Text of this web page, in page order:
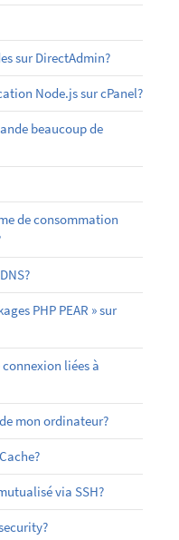
sur DirectAdmin?
Node.js sur cPanel?
beaucoup de
de consommation
PHP PEAR » sur
liées à
mon ordinateur?
via SSH?